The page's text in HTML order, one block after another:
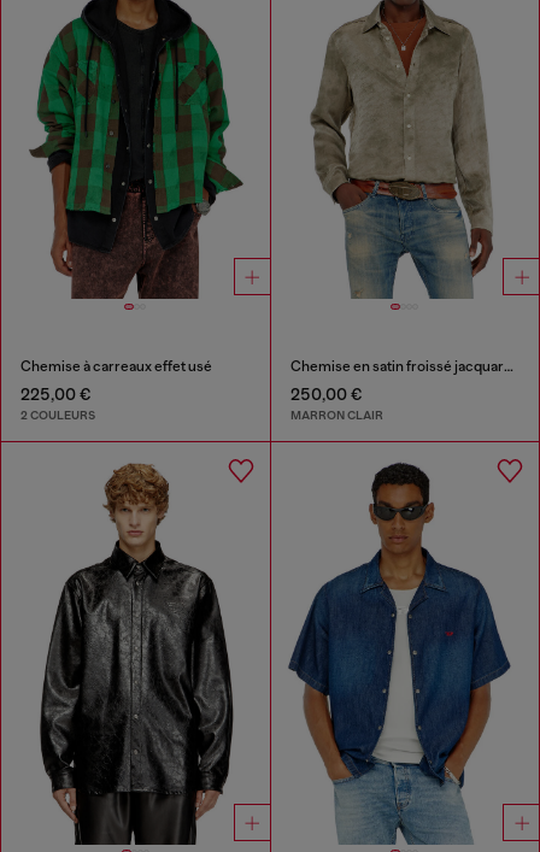
Chemise à carreaux effet usé
225,00 €
2 COULEURS
Chemise en satin froissé jacquard logo
250,00 €
MARRON CLAIR